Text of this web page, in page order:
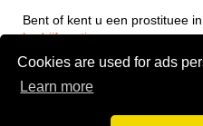
Cookies are used for ads
Learn more
Bent of kent u een prostituee
bedrijf gratis aan